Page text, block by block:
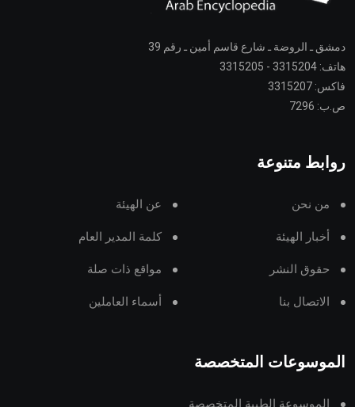
دمشق ـ الروضة ـ شارع قاسم أمين ـ رقم 39
هاتف: 3315204 - 3315205
فاكس: 3315207
ص.ب: 7296
روابط متنوعة
من نحن عن الهيئة
أخبار الهيئة كلمة المدير العام
حقوق النشر مواقع ذات صلة
الاتصال بنا أسماء العاملين
الموسوعات المتخصصة
الموسوعة الطبية المتخصصة